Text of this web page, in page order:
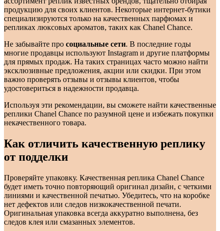
продукцию для своих клиентов. Некоторые интернет-бутики
специализируются только на качественных парфюмах и
репликах люксовых ароматов, таких как Chanel Chance.
Не забывайте про социальные сети. В последние годы
многие продавцы используют Instagram и другие платформы
для прямых продаж. На таких страницах часто можно найти
эксклюзивные предложения, акции или скидки. При этом
важно проверять отзывы и отзывы клиентов, чтобы
удостовериться в надежности продавца.
Используя эти рекомендации, вы сможете найти качественные
реплики Chanel Chance по разумной цене и избежать покупки
некачественного товара.
Как отличить качественную реплику
от подделки
Проверяйте упаковку. Качественная реплика Chanel Chance
будет иметь точно повторяющий оригинал дизайн, с четкими
линиями и качественной печатью. Убедитесь, что на коробке
нет дефектов или следов низкокачественной печати.
Оригинальная упаковка всегда аккуратно выполнена, без
следов клея или смазанных элементов.